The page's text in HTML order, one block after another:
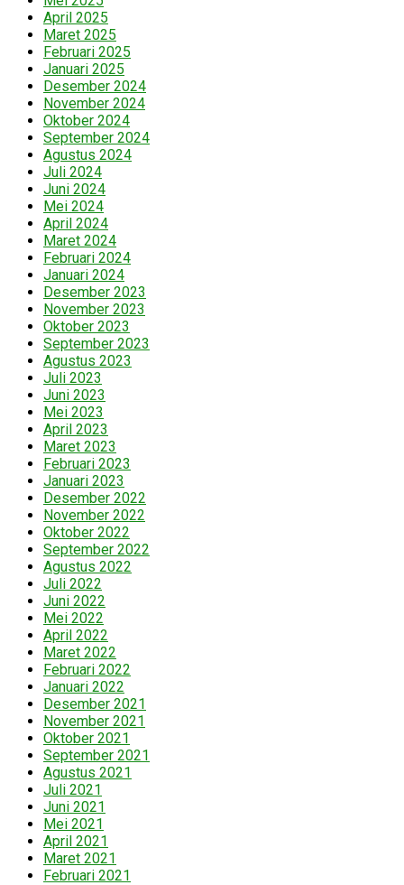
April 2025
Maret 2025
Februari 2025
Januari 2025
Desember 2024
November 2024
Oktober 2024
September 2024
Agustus 2024
Juli 2024
Juni 2024
Mei 2024
April 2024
Maret 2024
Februari 2024
Januari 2024
Desember 2023
November 2023
Oktober 2023
September 2023
Agustus 2023
Juli 2023
Juni 2023
Mei 2023
April 2023
Maret 2023
Februari 2023
Januari 2023
Desember 2022
November 2022
Oktober 2022
September 2022
Agustus 2022
Juli 2022
Juni 2022
Mei 2022
April 2022
Maret 2022
Februari 2022
Januari 2022
Desember 2021
November 2021
Oktober 2021
September 2021
Agustus 2021
Juli 2021
Juni 2021
Mei 2021
April 2021
Maret 2021
Februari 2021